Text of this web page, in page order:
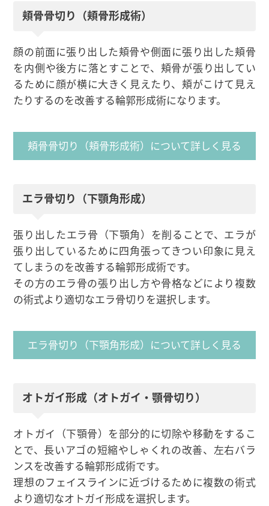
頬骨骨切り（頬骨形成術）
顔の前面に張り出した頬骨や側面に張り出した頬骨
を内側や後方に落とすことで、頬骨が張り出してい
るために顔が横に大きく見えたり、頬がこけて見え
たりするのを改善する輪郭形成術になります。
頬骨骨切り（頬骨形成術）について詳しく見る
エラ骨切り（下顎角形成）
張り出したエラ骨（下顎角）を削ることで、エラが
張り出しているために四角張ってきつい印象に見え
てしまうのを改善する輪郭形成術です。
その方のエラ骨の張り出し方や骨格などにより複数
の術式より適切なエラ骨切りを選択します。
エラ骨切り（下顎角形成）について詳しく見る
オトガイ形成（オトガイ・顎骨切り）
オトガイ（下顎骨）を部分的に切除や移動をするこ
とで、長いアゴの短縮やしゃくれの改善、左右バラ
ンスを改善する輪郭形成術です。
理想のフェイスラインに近づけるために複数の術式
より適切なオトガイ形成を選択します。